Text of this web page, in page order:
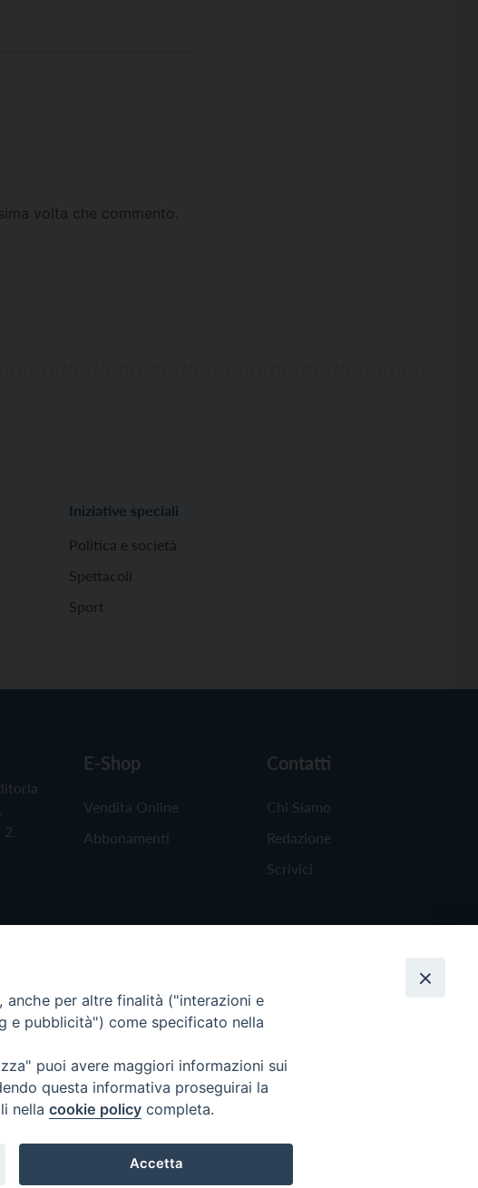
volta che commento.
Iniziative speciali
Politica e società
Spettacoli
Sport
2
E-Shop
Vendita Online
Abbonamenti
Contatti
Chi Siamo
Redazione
Scrivici
per altre finalità ("interazioni e
e pubblicità") come specificato nella
puoi avere maggiori informazioni sui
questa informativa proseguirai la
nella cookie policy completa.
Accetta